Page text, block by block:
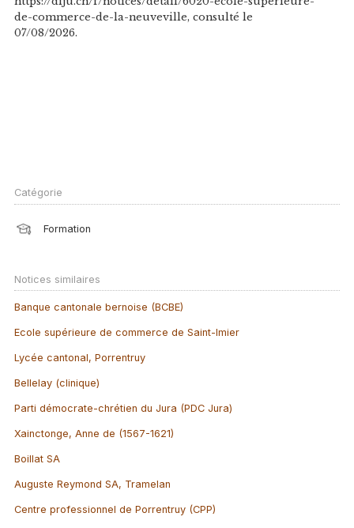
de-commerce-de-la-neuveville, consulté le
07/08/2026.
Catégorie
Formation
Notices similaires
Banque cantonale bernoise (BCBE)
Ecole supérieure de commerce de Saint-Imier
Lycée cantonal, Porrentruy
Bellelay (clinique)
Parti démocrate-chrétien du Jura (PDC Jura)
Xainctonge, Anne de (1567-1621)
Boillat SA
Auguste Reymond SA, Tramelan
Centre professionnel de Porrentruy (CPP)